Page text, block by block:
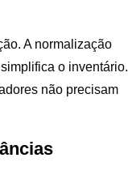
A normalização
o inventário.
não precisam